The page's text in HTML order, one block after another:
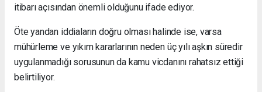
itibarı açısından önemli olduğunu ifade ediyor.
Öte yandan iddiaların doğru olması halinde ise, varsa
mühürleme ve yıkım kararlarının neden üç yılı aşkın süredir
uygulanmadığı sorusunun da kamu vicdanını rahatsız ettiği
belirtiliyor.